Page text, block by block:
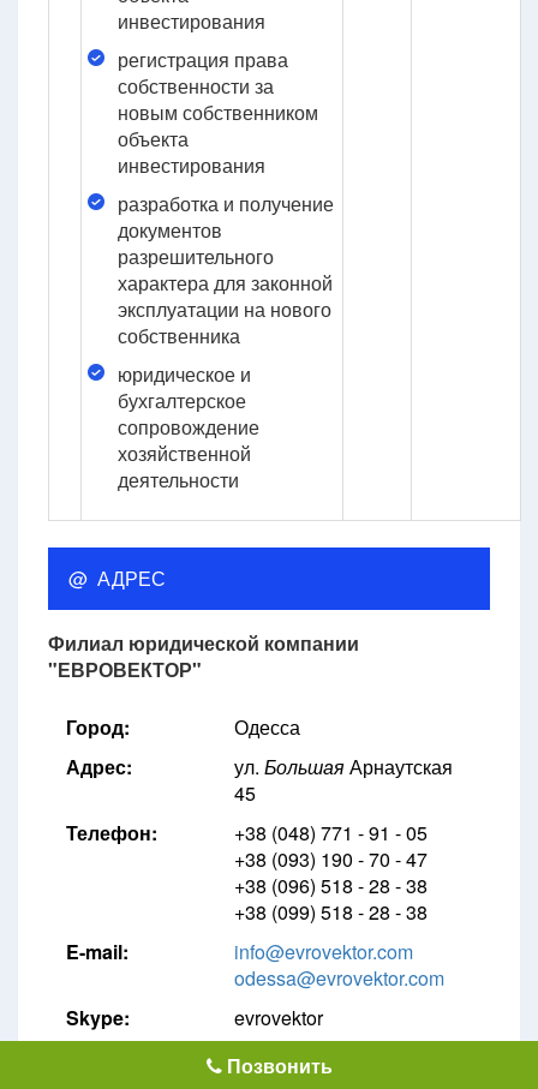
инвестирования
регистрация права
собственности за
новым собственником
объекта
инвестирования
разработка и получение
документов
разрешительного
характера для законной
эксплуатации на нового
собственника
юридическое и
бухгалтерское
сопровождение
хозяйственной
деятельности
@ АДРЕС
Филиал юридической компании
"ЕВРОВЕКТОР"
Город:
Одесса
Адрес:
ул. БольшаяАрнаутская
45
Телефон:
+38 (048) 771 - 91 - 05
+38 (093) 190 - 70 - 47
+38 (096) 518 - 28 - 38
+38 (099) 518 - 28 - 38
E-mail:
info@evrovektor.com
odessa@evrovektor.com
Skype:
evrovektor
Позвонить